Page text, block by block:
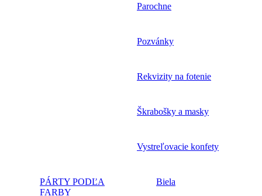
Parochne
Pozvánky
Rekvizity na fotenie
Škrabošky a masky
Vystreľovacie konfety
PÁRTY PODĽA
FARBY
Biela